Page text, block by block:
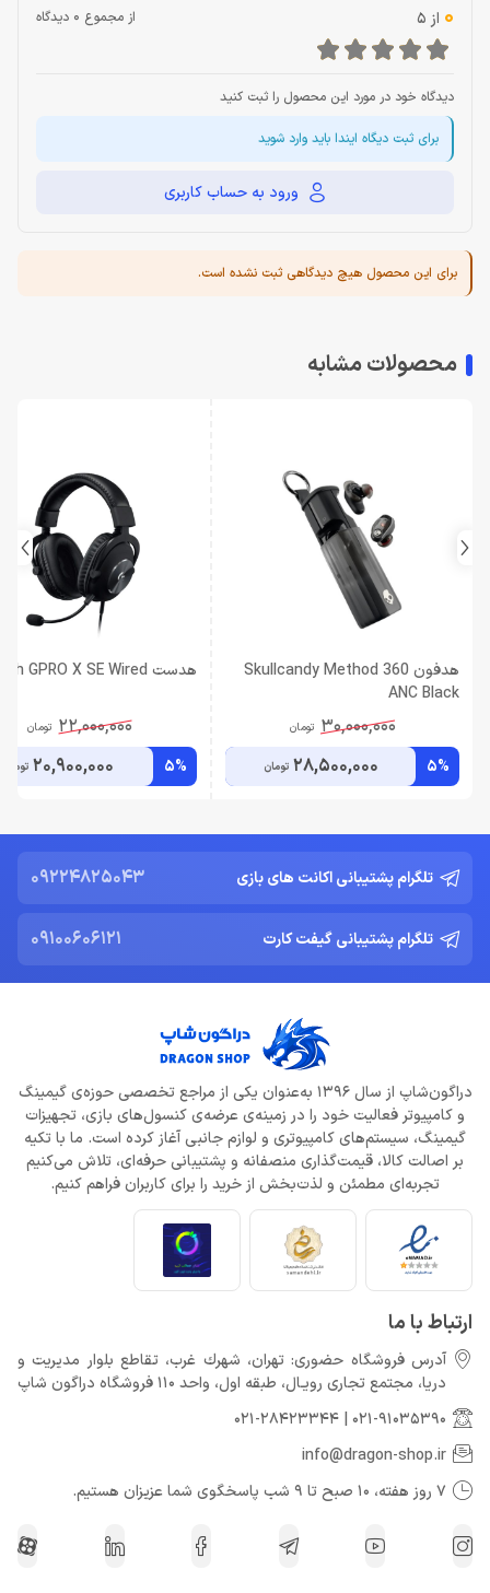
0 از 5 از مجموع 0 دیدگاه
دیدگاه خود در مورد این محصول را ثبت کنید
برای ثبت دیگاه ایندا باید وارد شوید
ورود به حساب کاربری
برای این محصول هیچ دیدگاهی ثبت نشده است.
محصولات مشابه
هدفون Skullcandy Method 360
ANC Black
30,000,000 تومان
5%
28,500,000 تومان
هدست Logitech GPRO X SE Wired
22,000,000 تومان
5%
20,900,000 تومان
تلگرام پشتیبانی اکانت های بازی 09224825043
تلگرام پشتیبانی گیفت کارت 09100606121
دراگون‌شاپ از سال 1396 به‌عنوان یکی از مراجع تخصصی حوزه‌ی گیمینگ
و کامپیوتر فعالیت خود را در زمینه‌ی عرضه‌ی کنسول‌های بازی، تجهیزات
گیمینگ، سیستم‌های کامپیوتری و لوازم جانبی آغاز کرده است. ما با تکیه
بر اصالت کالا، قیمت‌گذاری منصفانه و پشتیبانی حرفه‌ای، تلاش می‌کنیم
تجربه‌ای مطمئن و لذت‌بخش از خرید را برای کاربران فراهم کنیم.
ارتباط با ما
آدرس فروشگاه حضوری: تهران، شهرك غرب، تقاطع بلوار مدیریت و
دريا، مجتمع تجارى رويـال، طبقه اول، واحد 110 فروشگاه دراگون شاپ
021-91035390
|
021-28423344
info@dragon-shop.ir
7 روز هفته، 10 صبح تا 9 شب پاسخگوی شما عزیزان هستیم.